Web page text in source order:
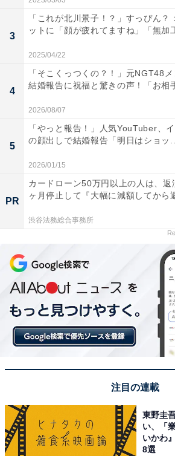
3
「これが北川景子！？」すっぴん？
ットに「顔が疲れてますね」「無加
2025/04/22
4
「そこくっつくの？！」元NGT48メ
結婚報告に祝福と驚きの声！「お相
2026/08/07
5
「やっと報告！」人気YouTuber、
の顔出しで結婚報告「明日はショッ
2026/01/15
PR
カードローン50万円以上の人は、返
ヶ月停止して『大幅に減額してから
渋谷法務総合事務所
注目の連載
東野圭
い、「
いかわ
8選